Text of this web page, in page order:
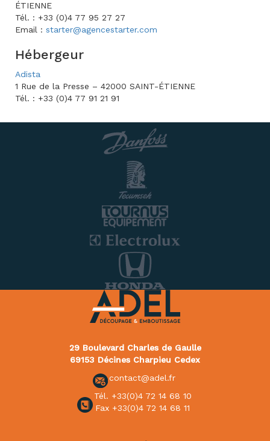
ÉTIENNE
Tél. : +33 (0)4 77 95 27 27
Email : starter@agencestarter.com
Hébergeur
Adista
1 Rue de la Presse – 42000 SAINT-ÉTIENNE
Tél. : +33 (0)4 77 91 21 91
29 Boulevard Charles de Gaulle
69153 Décines Charpieu Cedex
contact@adel.fr
Tél. +33(0)4 72 14 68 10
Fax +33(0)4 72 14 68 11